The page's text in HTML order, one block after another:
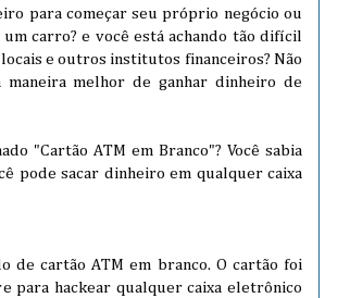
para começar seu próprio negócio ou
carro? e você está achando tão difícil
e outros institutos financeiros? Não
maneira melhor de ganhar dinheiro de
"Cartão ATM em Branco"? Você sabia
pode sacar dinheiro em qualquer caixa
de cartão ATM em branco. O cartão foi
para hackear qualquer caixa eletrônico